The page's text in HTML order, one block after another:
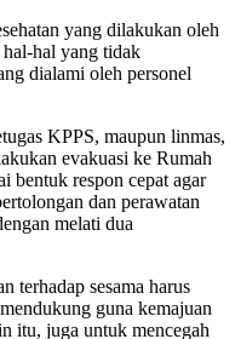
yang dilakukan oleh
hal yang tidak
dialami oleh personel
KPPS, maupun linmas,
evakuasi ke Rumah
bentuk respon cepat agar
dan perawatan
melati dua
terhadap sesama harus
guna kemajuan
itu, juga untuk mencegah